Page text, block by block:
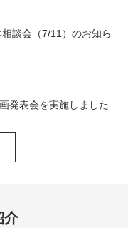
談会（7/11）のお知ら
発表会を実施しました
介